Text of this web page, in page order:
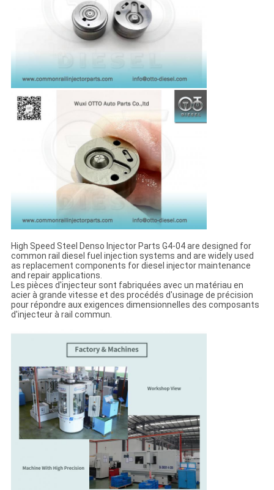
High Speed Steel Denso Injector Parts G4-04 are designed for
common rail diesel fuel injection systems and are widely used
as replacement components for diesel injector maintenance
and repair applications.
Les pièces d'injecteur sont fabriquées avec un matériau en
acier à grande vitesse et des procédés d'usinage de précision
pour répondre aux exigences dimensionnelles des composants
d'injecteur à rail commun.